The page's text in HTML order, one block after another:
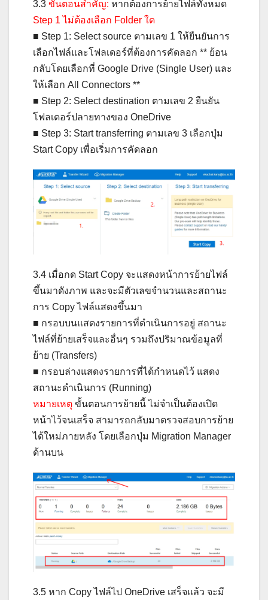
3.3 ขั้นตอนสำคัญ: หากต้องการย้ายไฟล์ทั้งหมด
Step 1 ไม่ต้องเลือก Folder ใด
■ Step 1: Select source ตามเลข 1 ให้ยืนยันการ
เลือกไฟล์และโฟลเดอร์ที่ต้องการคัดลอก ** ย้อน
กลับโดยเลือกที่ Google Drive (Single User) และ
ให้เลือก All Connectors **
■ Step 2: Select destination ตามเลข 2 ยืนยัน
โฟลเดอร์ปลายทางของ OneDrive
■ Step 3: Start transferring ตามเลข 3 เลือกปุ่ม
Start Copy เพื่อเริ่มการคัดลอก
3.4 เมื่อกด Start Copy จะแสดงหน้าการย้ายไฟล์
ขึ้นมาดังภาพ และจะมีตัวเลขจำนวนและสถานะ
การ Copy ไฟล์แสดงขึ้นมา
■ กรอบบนแสดงรายการที่ดำเนินการอยู่ สถานะ
ไฟล์ที่ย้ายเสร็จและอื่นๆ รวมถึงปริมาณข้อมูลที่
ย้าย (Transfers)
■ กรอบล่างแสดงรายการที่ได้กำหนดไว้ แสดง
สถานะดำเนินการ (Running)
หมายเหตุ ขั้นตอนการย้ายนี้ ไม่จำเป็นต้องเปิด
หน้าไว้จนเสร็จ สามารถกลับมาตรวจสอบการย้าย
ได้ใหม่ภายหลัง โดยเลือกปุ่ม Migration Manager
ด้านบน
3.5 หาก Copy ไฟล์ไป OneDrive เสร็จแล้ว จะมี